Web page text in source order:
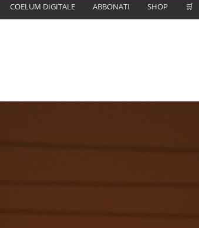
COELUM DIGITALE ABBONATI SHOP 🛒